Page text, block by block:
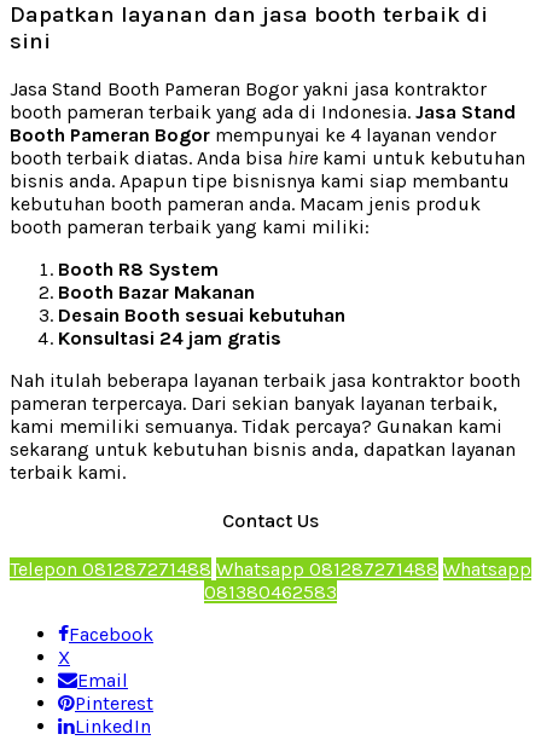
Dapatkan layanan dan jasa booth terbaik di
sini
Jasa Stand Booth Pameran Bogor yakni jasa kontraktor
booth pameran terbaik yang ada di Indonesia. Jasa Stand
Booth Pameran Bogor mempunyai ke 4 layanan vendor
booth terbaik diatas. Anda bisa hire kami untuk kebutuhan
bisnis anda. Apapun tipe bisnisnya kami siap membantu
kebutuhan booth pameran anda. Macam jenis produk
booth pameran terbaik yang kami miliki:
Booth R8 System
Booth Bazar Makanan
Desain Booth sesuai kebutuhan
Konsultasi 24 jam gratis
Nah itulah beberapa layanan terbaik jasa kontraktor booth
pameran terpercaya. Dari sekian banyak layanan terbaik,
kami memiliki semuanya. Tidak percaya? Gunakan kami
sekarang untuk kebutuhan bisnis anda, dapatkan layanan
terbaik kami.
Contact Us
Telepon 081287271488 Whatsapp 081287271488 Whatsapp
081380462583
Facebook
X
Email
Pinterest
LinkedIn